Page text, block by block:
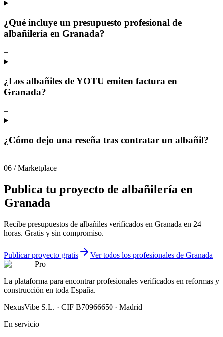
¿Qué incluye un presupuesto profesional de
albañilería en Granada?
+
¿Los albañiles de YOTU emiten factura en
Granada?
+
¿Cómo dejo una reseña tras contratar un albañil?
+
06 /Marketplace
Publica tu proyecto de albañilería en
Granada
Recibe presupuestos de albañiles verificados en Granada en 24
horas. Gratis y sin compromiso.
Publicar proyecto gratis
Ver todos los profesionales de Granada
Pro
La plataforma para encontrar profesionales verificados en reformas y
construcción en toda España.
NexusVibe S.L. · CIF B70966650 · Madrid
En servicio